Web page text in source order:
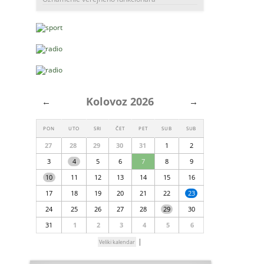
← →
Kolovoz 2026
PON UTO SRI ČET PET SUB SUB
27 28 29 30 31 1
2
3
4 5 6 7 8
9
10
11 12 13 14 15
16
17
18 19 20 21 22
23
24
25 26 27 28 29
30
31
1 2 3 4 5 6
Veliki kalendar |